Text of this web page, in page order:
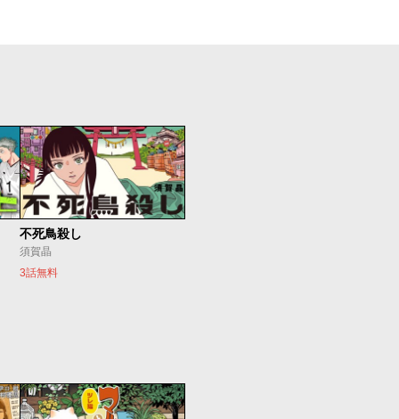
不死鳥殺し
須賀晶
3話無料